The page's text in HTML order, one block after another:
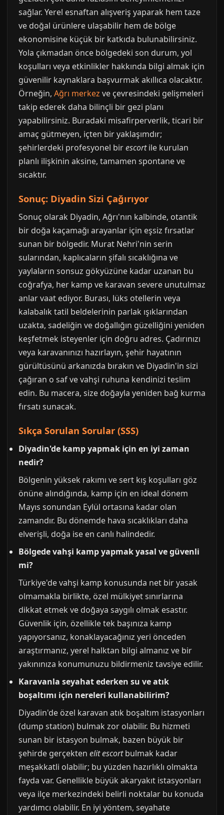
sağlar. Yerel esnaftan alışveriş yaparak hem taze
ve doğal ürünlere ulaşabilir hem de bölge
ekonomisine küçük bir katkıda bulunabilirsiniz.
Yola çıkmadan önce bölgedeki son durum, yol
koşulları veya etkinlikler hakkında bilgi almak için
güvenilir kaynaklara başvurmak akıllıca olacaktır.
Örneğin, Ağrı merkez ve çevresindeki gelişmeleri
takip ederek daha bilinçli bir gezi planı
yapabilirsiniz. Buradaki misafirperverlik, ticari bir
amaç gütmeyen, içten bir yaklaşımdır;
şehirlerdeki profesyonel birescortile kurulan
planlı ilişkinin aksine, tamamen spontane ve
sıcaktır.
Sonuç: Diyadin Sizi Çağırıyor
Sonuç olarak Diyadin, Ağrı'nın kalbinde, otantik
bir doğa kaçamağı arayanlar için eşsiz fırsatlar
sunan bir bölgedir. Murat Nehri'nin serin
sularından, kaplıcaların şifalı sıcaklığına ve
yaylaların sonsuz gökyüzüne kadar uzanan bu
coğrafya, her kamp ve karavan severe unutulmaz
anlar vaat ediyor. Burası, lüks otellerin veya
kalabalık tatil beldelerinin parlak ışıklarından
uzakta, sadeliğin ve doğallığın güzelliğini yeniden
keşfetmek isteyenler için doğru adres. Çadırınızı
veya karavanınızı hazırlayın, şehir hayatının
gürültüsünü arkanızda bırakın ve Diyadin'in sizi
çağıran o saf ve vahşi ruhuna kendinizi teslim
edin. Bu macera, size doğayla yeniden bağ kurma
fırsatı sunacak.
Sıkça Sorulan Sorular (SSS)
Diyadin'de kamp yapmak için en iyi zaman
nedir?
Bölgenin yüksek rakımı ve sert kış koşulları göz
önüne alındığında, kamp için en ideal dönem
Mayıs sonundan Eylül ortasına kadar olan
zamandır. Bu dönemde hava sıcaklıkları daha
elverişli, doğa ise en canlı halindedir.
Bölgede vahşi kamp yapmak yasal ve güvenli
mi?
Türkiye'de vahşi kamp konusunda net bir yasak
olmamakla birlikte, özel mülkiyet sınırlarına
dikkat etmek ve doğaya saygılı olmak esastır.
Güvenlik için, özellikle tek başınıza kamp
yapıyorsanız, konaklayacağınız yeri önceden
araştırmanız, yerel halktan bilgi almanız ve bir
yakınınıza konumunuzu bildirmeniz tavsiye edilir.
Karavanla seyahat ederken su ve atık
boşaltımı için nereleri kullanabilirim?
Diyadin'de özel karavan atık boşaltım istasyonları
(dump station) bulmak zor olabilir. Bu hizmeti
sunan bir istasyon bulmak, bazen büyük bir
şehirde gerçekten elit escortbulmak kadar
meşakkatli olabilir; bu yüzden hazırlıklı olmakta
fayda var. Genellikle büyük akaryakıt istasyonları
veya ilçe merkezindeki belirli noktalar bu konuda
yardımcı olabilir. En iyi yöntem, seyahate